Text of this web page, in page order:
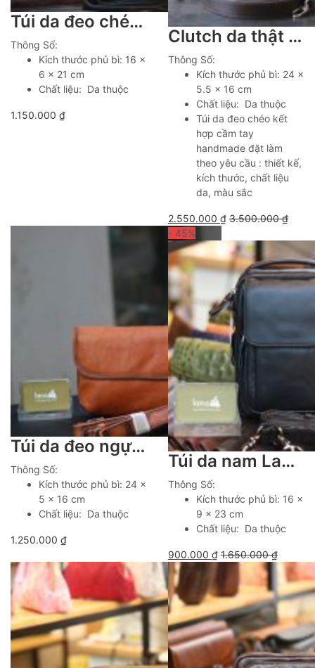
Túi da đeo chéo nhỏ gọn tiện lợi Lano KT222
Thông Số:
Kích thước phủ bì: 16 x
6 x 21 cm
Chất liệu: Da thuộc
1.150.000 ₫
Clutch da thật cầm tay 1 khoá handmade khâu tay thủ công 100% Lano CLTK03
Thông Số:
Kích thước phủ bì: 24 x
5.5 x 16 cm
Chất liệu: Da thuộc
Túi da đeo chéo kết
hợp cầm tay
handmade đặt làm
theo yêu cầu : thiết kế,
kích thước, chất liệu
da, màu sắc
2.550.000 ₫ 3.500.000₫
Túi da đeo ngực thời trang sang trọng mẫu mới Lano TDL87
Thông Số:
Kích thước phủ bì: 24 x
5 x 16 cm
Chất liệu: Da thuộc
1.250.000 ₫
- 45%
Túi da nam Lano đeo chéo mini loại nhỏ KT75
Thông Số:
Kích thước phủ bì: 16 x
9 x 23 cm
Chất liệu: Da thuộc
900.000 ₫ 1.650.000₫